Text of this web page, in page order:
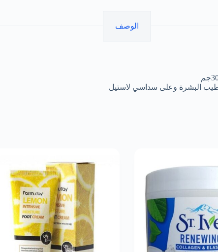
الوصف
البشرة وعلى سداسي لاستيل